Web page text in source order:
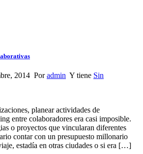
2014 Poradmin Y tiene Sin
planear actividades de
entre colaboradores era casi imposible.
o proyectos que vincularan diferentes
contar con un presupuesto millonario
estadía en otras ciudades o si era […]